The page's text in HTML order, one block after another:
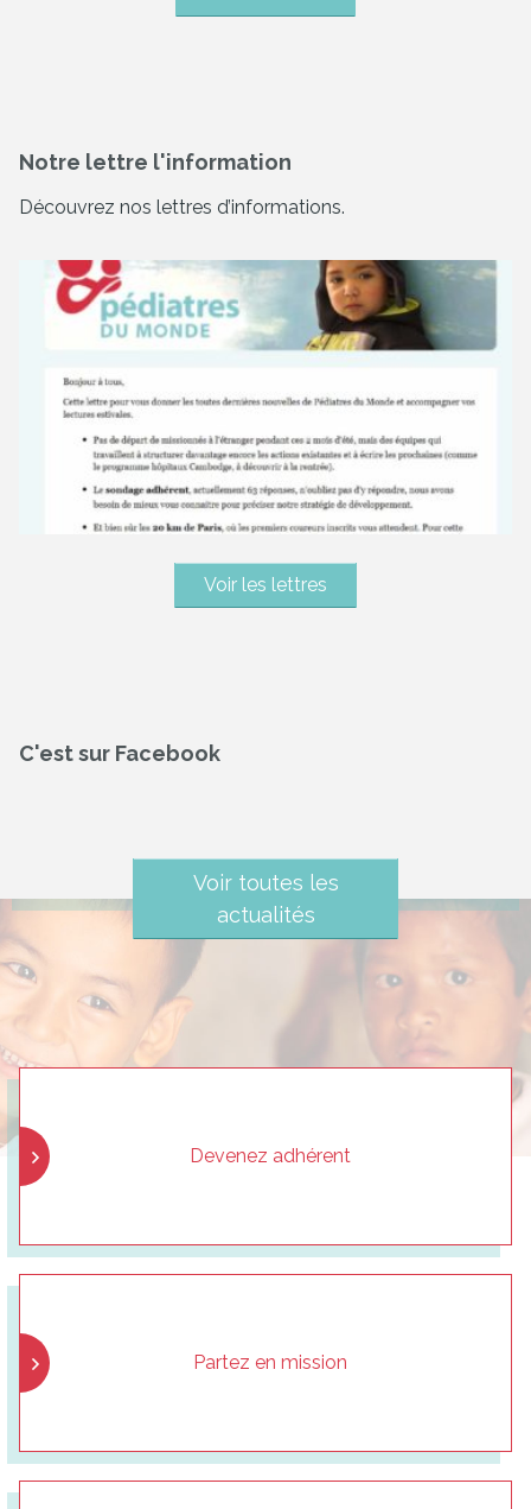
Notre lettre l'information
Découvrez nos lettres d’informations.
Voir les lettres
C'est sur Facebook
Voir toutes les
actualités
Devenez adhérent
Partez en mission